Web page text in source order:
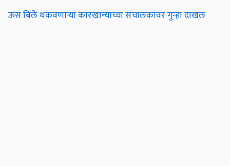
ऊस बिले थकवणाऱ्या कारखान्याच्या संचालकांवर गुन्हा दाखल